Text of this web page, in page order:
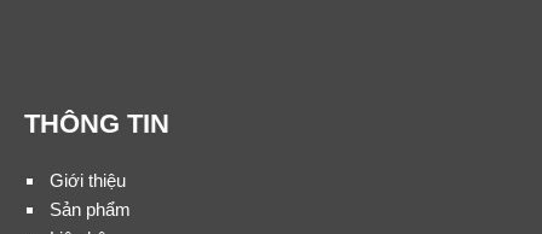
THÔNG TIN
Giới thiệu
Sản phẩm